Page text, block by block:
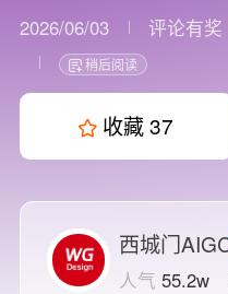
2026/06/03 评论有奖
稍后阅读
收藏37
西城门
人气 55.2w